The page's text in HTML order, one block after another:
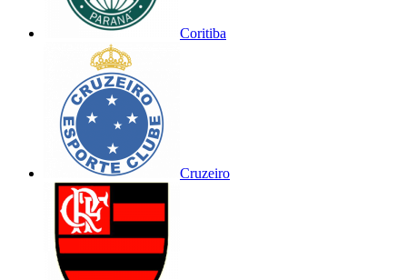
Coritiba
Cruzeiro